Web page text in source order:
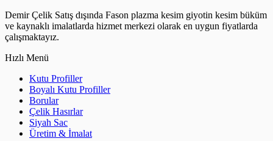
Demir Çelik Satış dışında Fason plazma kesim giyotin kesim büküm
ve kaynaklı imalatlarda hizmet merkezi olarak en uygun fiyatlarda
çalışmaktayız.
Hızlı Menü
Kutu Profiller
Boyalı Kutu Profiller
Borular
Çelik Hasırlar
Siyah Sac
Üretim & İmalat